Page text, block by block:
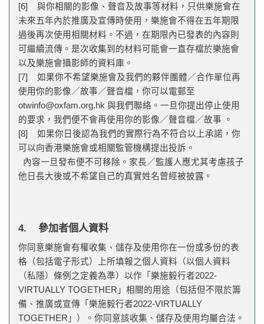
[6] 與你相關的影像、聲音及故事等材料，只供樂施會在
未來五年內於推廣及宣傳時使用，樂施會不得在五年期限
過後再次使用相關材料。不過，在期限內已發表的內容則
可繼續流傳。是次收集到的材料可能會一直存檔於樂施會
以及樂施會攝影師的資料庫。
[7] 如果你不希望樂施會及我們的夥伴團體／合作單位再
使用你的影像／故事／聲音檔，你可以電郵至
otwinfo@oxfam.org.hk 與我們聯絡。一旦你提出停止使用
的要求，我們便不會再使用你的影像／聲音檔／故事 。
[8] 如果你日後認為我們的實際行為不符合以上承諾，你
可以向香港樂施會或相關監管機構提出投訴。
內容一旦發布便不可移除。家長／監護人應尤其考慮孩子
他日長大後或不希望自己的真實姓名曾經被披露。
4. 參加者個人資料
你同意樂施會有權收集、儲存及使用你在一份或多份的表
格（包括電子形式）上所填報之個人資料（以個人資料
（私隱）條例之定義為準）以作「樂施毅行者2022-
VIRTUALLY TOGETHER」相關的用途（包括但不限於籌
備、推廣或宣傳「樂施毅行者2022-VIRTUALLY
TOGETHER」）。你同意該收集、儲存及使用均屬合法。